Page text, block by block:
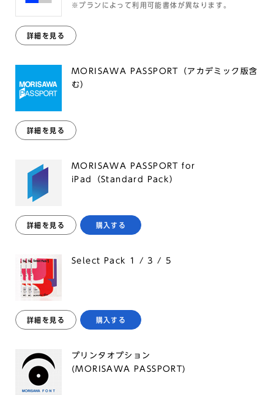
※プランによって利用可能書体が異なります。
詳細を見る
MORISAWA PASSPORT（アカデミック版含
む）
詳細を見る
MORISAWA PASSPORT for
iPad（Standard Pack）
詳細を見る 購入する
Select Pack 1 / 3 / 5
詳細を見る 購入する
プリンタオプション
(MORISAWA PASSPORT)